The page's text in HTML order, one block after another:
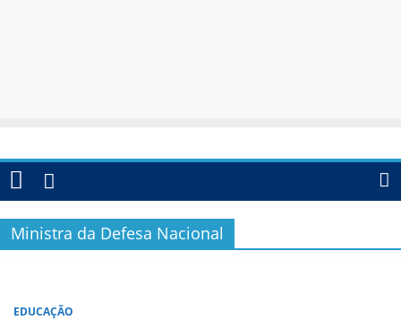
Ministra da Defesa Nacional
EDUCAÇÃO